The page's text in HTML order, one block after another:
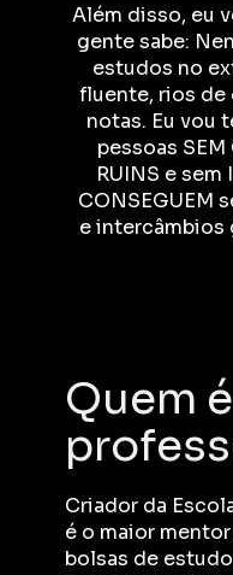
Além disso, eu
gente sabe:
estudos no
fluente, rios de
notas. Eu vou
pessoas
RUINS e sem
CONSEGUEM
e intercâmbios
Quem
Criador da
é o maior
bolsas de